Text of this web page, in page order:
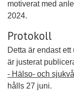
motiverat med
2024.
Protokoll
Detta är endast
är justerat
- Hälso- och
hålls 27 juni.